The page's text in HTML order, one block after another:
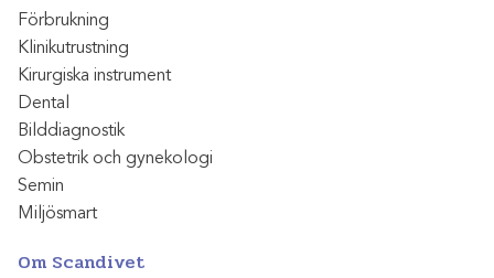
Förbrukning
Klinikutrustning
Kirurgiska instrument
Dental
Bilddiagnostik
Obstetrik och gynekologi
Semin
Miljösmart
Om Scandivet